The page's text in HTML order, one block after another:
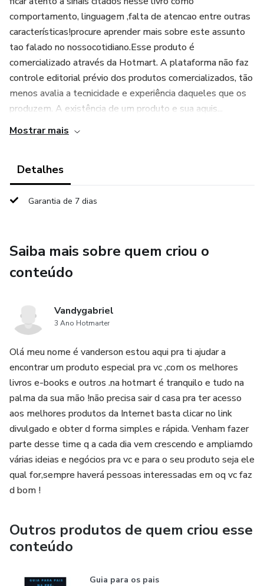
comportamento, linguagem ,falta de atencao entre outras
características!procure aprender mais sobre este assunto
tao falado no nossocotidiano.Esse produto é
comercializado através da Hotmart. A plataforma não faz
controle editorial prévio dos produtos comercializados, tão
menos avalia a tecnicidade e experiência daqueles que os
produzem. A existência de um produto e sua aquis...
Mostrar mais
Detalhes
Garantia de 7 dias
Saiba mais sobre quem criou o
conteúdo
Vandygabriel
3 Ano Hotmarter
Olá meu nome é vanderson estou aqui pra ti ajudar a
encontrar um produto especial pra vc ,com os melhores
livros e-books e outros .na hotmart é tranquilo e tudo na
palma da sua mão !não precisa sair d casa pra ter acesso
aos melhores produtos da Internet basta clicar no link
divulgado e obter d forma simples e rápida. Venham fazer
parte desse time q a cada dia vem crescendo e ampliamdo
várias ideias e negócios pra vc e para o seu produto seja ele
qual for,sempre haverá pessoas interessadas em oq vc faz
d bom !
Outros produtos de quem criou esse
conteúdo
Guia para os pais